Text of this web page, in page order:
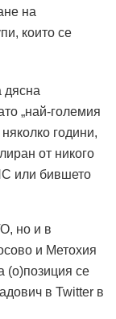
на
които се
дясна
„най-големия
години,
от никого
или бившето
но и в
и Метохия
(о)позиция се
в Twitter в